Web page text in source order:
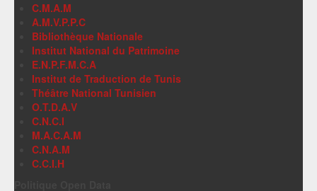
C.M.A.M
A.M.V.P.P.C
Bibliothèque Nationale
Institut National du Patrimoine
E.N.P.F.M.C.A
Institut de Traduction de Tunis
Théâtre National Tunisien
O.T.D.A.V
C.N.C.I
M.A.C.A.M
C.N.A.M
C.C.I.H